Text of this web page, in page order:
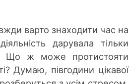
варто знаходити час на
дарувала тільки
Що ж може протистояти
Думаю, півгодини цікавої